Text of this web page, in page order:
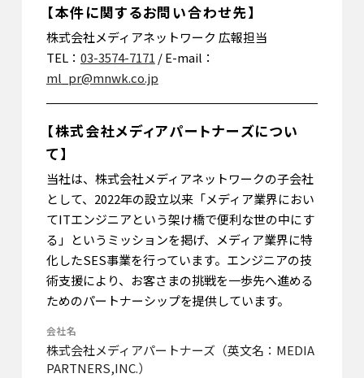
【本件に関するお問い合わせ先】
株式会社メディアネットワーク 広報担当
TEL： 03-3574-7171 / E-mail：
ml_pr@mnwk.co.jp
【株式会社メディアパートナーズについ
て】
当社は、株式会社メディアネットワークの子会社
として、2022年の設立以来「メディア業界におい
てITエンジニアという架け橋で便利な世の中にす
る」というミッションを掲げ、メディア業界に特
化したSES事業を行っています。エンジニアの技
術支援により、お客さまの挑戦を一歩先へ進める
ためのパートナーシップを提供しています。
会社名
株式会社メディアパートナーズ（英文名：MEDIA
PARTNERS,INC.）